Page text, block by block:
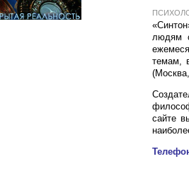
людям
темам,
сайте